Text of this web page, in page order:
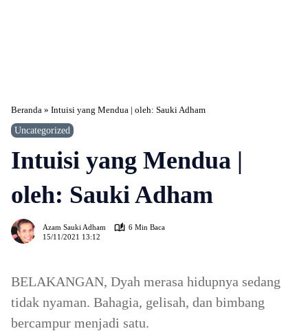
Beranda » Intuisi yang Mendua | oleh: Sauki Adham
Uncategorized
Intuisi yang Mendua |
oleh: Sauki Adham
Azam Sauki Adham
6 Min Baca
15/11/2021 13:12
BELAKANGAN, Dyah merasa hidupnya sedang
tidak nyaman. Bahagia, gelisah, dan bimbang
bercampur menjadi satu.